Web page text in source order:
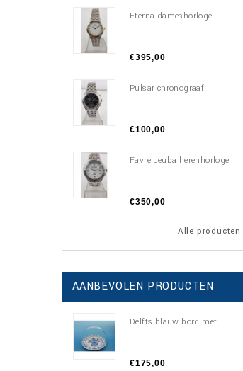
Eterna dameshorloge
€395,00
Pulsar chronograaf...
€100,00
Favre Leuba herenhorloge
€350,00
Alle producten
AANBEVOLEN PRODUCTEN
Delfts blauw bord met...
€175,00